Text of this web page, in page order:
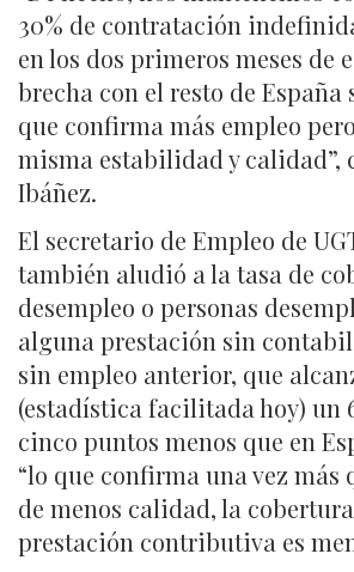
30% de contratación
en los dos primeros meses de
brecha con el resto de España
que confirma más empleo
misma estabilidad y calidad”,
Ibáñez.
El secretario de Empleo de
también aludió a la tasa de
desempleo o personas
alguna prestación sin
sin empleo anterior, que
(estadística facilitada hoy) un
cinco puntos menos que en
“lo que confirma una vez más
de menos calidad, la
prestación contributiva es